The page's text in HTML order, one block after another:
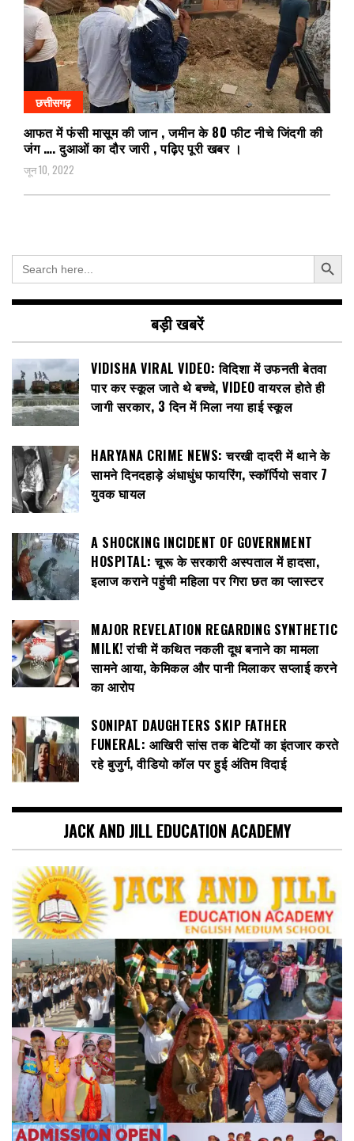
छत्तीसगढ़
आफत में फंसी मासूम की जान , जमीन के 80 फीट नीचे जिंदगी की
जंग …. दुआओं का दौर जारी , पढ़िए पूरी खबर ।
जून 10, 2022
Search
for:
Search Button
बड़ी खबरें
VIDISHA VIRAL VIDEO: विदिशा में उफनती बेतवा
पार कर स्कूल जाते थे बच्चे, VIDEO वायरल होते ही
जागी सरकार, 3 दिन में मिला नया हाई स्कूल
HARYANA CRIME NEWS: चरखी दादरी में थाने के
सामने दिनदहाड़े अंधाधुंध फायरिंग, स्कॉर्पियो सवार 7
युवक घायल
A SHOCKING INCIDENT OF GOVERNMENT
HOSPITAL: चूरू के सरकारी अस्पताल में हादसा,
इलाज कराने पहुंची महिला पर गिरा छत का प्लास्टर
MAJOR REVELATION REGARDING SYNTHETIC
MILK! रांची में कथित नकली दूध बनाने का मामला
सामने आया, केमिकल और पानी मिलाकर सप्लाई करने
का आरोप
SONIPAT DAUGHTERS SKIP FATHER
FUNERAL: आखिरी सांस तक बेटियों का इंतजार करते
रहे बुजुर्ग, वीडियो कॉल पर हुई अंतिम विदाई
JACK AND JILL EDUCATION ACADEMY